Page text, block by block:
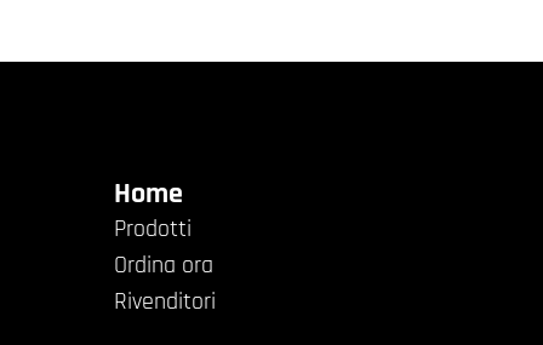
Home
Prodotti
Ordina ora
Rivenditori